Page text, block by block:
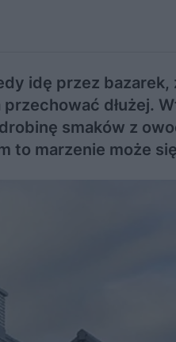
idę przez
dłużej.
smaków z
to marzenie może